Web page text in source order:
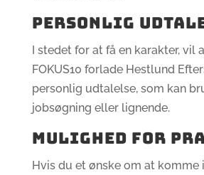
PERSONLIG
I stedet for at få en karakter, vil
FOKUS10 forlade Hestlund
personlig udtalelse, som kan
jobsøgning eller lignende.
MULIGHED FOR
Hvis du et ønske om at komme